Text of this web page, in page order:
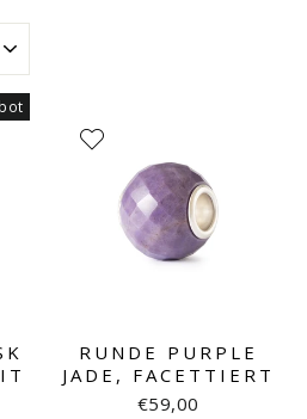
RUNDE PURPLE
JADE, FACETTIERT
€59,00